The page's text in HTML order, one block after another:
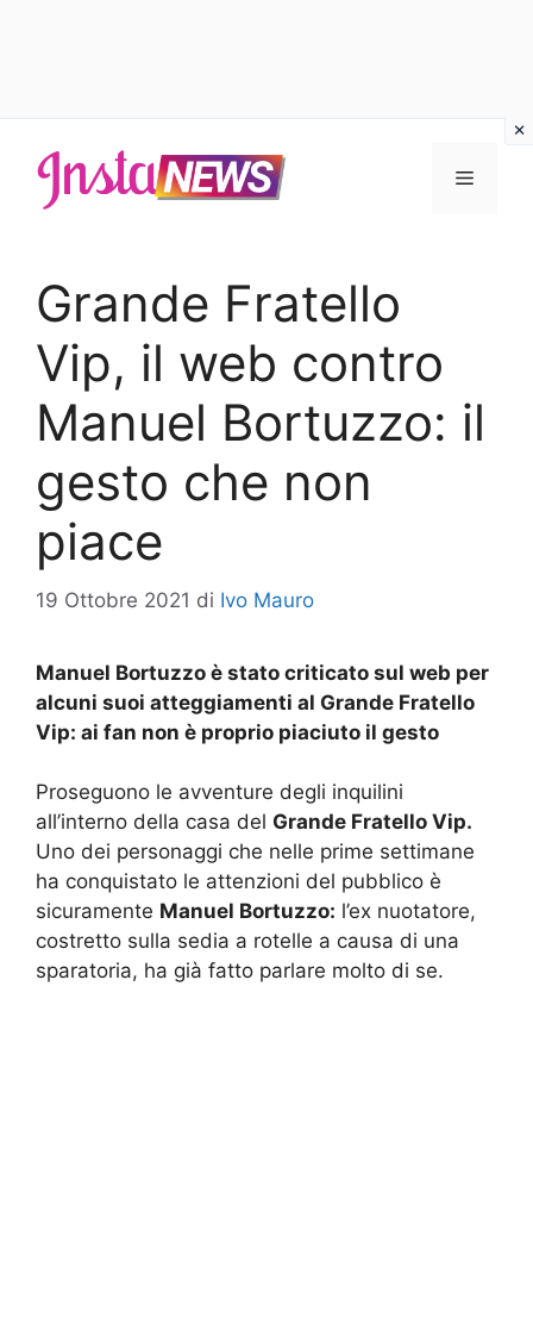
contenuto
Menu
Grande Fratello
Vip, il web contro
Manuel Bortuzzo: il
gesto che non
piace
19 Ottobre 2021 di Ivo Mauro
Manuel Bortuzzo è stato criticato sul web per
alcuni suoi atteggiamenti al Grande Fratello
Vip: ai fan non è proprio piaciuto il gesto
Proseguono le avventure degli inquilini
all’interno della casa del Grande Fratello Vip.
Uno dei personaggi che nelle prime settimane
ha conquistato le attenzioni del pubblico è
sicuramente Manuel Bortuzzo: l’ex nuotatore,
costretto sulla sedia a rotelle a causa di una
sparatoria, ha già fatto parlare molto di se.